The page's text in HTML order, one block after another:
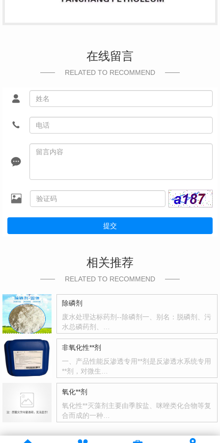
在线留言
RELATED TO RECOMMEND
提交
相关推荐
RELATED TO RECOMMEND
除磷剂
废水处理达标药剂--除磷剂一、别名：脱磷剂、污
水总磷药剂、…
非氧化性**剂
一、产品性能反渗透专用**剂是反渗透水系统专用
**剂，对微生…
氧化**剂
氧化性**灭藻剂主要由季胺盐、咪唑类化合物等复
合而成的一种…